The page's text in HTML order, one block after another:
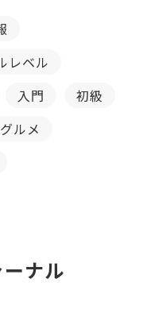
レベル
入門
初級
ルメ
ナル